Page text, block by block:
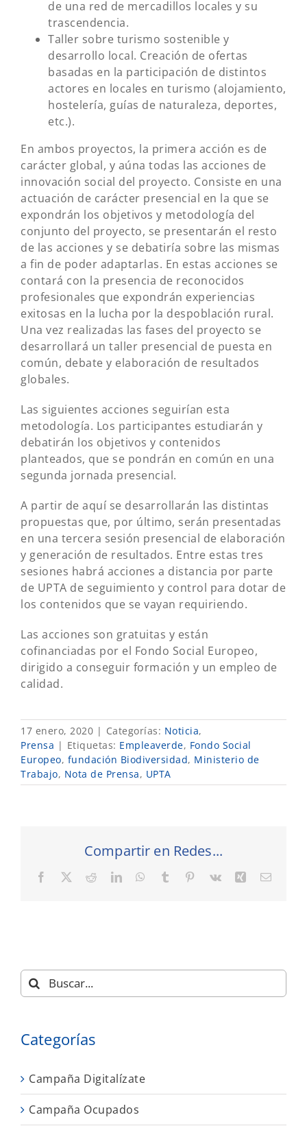
de una red de mercadillos locales y su
trascendencia.
Taller sobre turismo sostenible y
desarrollo local. Creación de ofertas
basadas en la participación de distintos
actores en locales en turismo (alojamiento,
hostelería, guías de naturaleza, deportes,
etc.).
En ambos proyectos, la primera acción es de
carácter global, y aúna todas las acciones de
innovación social del proyecto. Consiste en una
actuación de carácter presencial en la que se
expondrán los objetivos y metodología del
conjunto del proyecto, se presentarán el resto
de las acciones y se debatiría sobre las mismas
a fin de poder adaptarlas. En estas acciones se
contará con la presencia de reconocidos
profesionales que expondrán experiencias
exitosas en la lucha por la despoblación rural.
Una vez realizadas las fases del proyecto se
desarrollará un taller presencial de puesta en
común, debate y elaboración de resultados
globales.
Las siguientes acciones seguirían esta
metodología. Los participantes estudiarán y
debatirán los objetivos y contenidos
planteados, que se pondrán en común en una
segunda jornada presencial.
A partir de aquí se desarrollarán las distintas
propuestas que, por último, serán presentadas
en una tercera sesión presencial de elaboración
y generación de resultados. Entre estas tres
sesiones habrá acciones a distancia por parte
de UPTA de seguimiento y control para dotar de
los contenidos que se vayan requiriendo.
Las acciones son gratuitas y están
cofinanciadas por el Fondo Social Europeo,
dirigido a conseguir formación y un empleo de
calidad.
17 enero, 2020 | Categorías: Noticia,
Prensa | Etiquetas: Empleaverde, Fondo Social
Europeo, fundación Biodiversidad, Ministerio de
Trabajo, Nota de Prensa, UPTA
Compartir en Redes...
Facebook RedditLinkedInWhatsApp
Tumblr Pinterest
Vk XingCorreo
Buscar:
Categorías
Campaña Digitalízate
Campaña Ocupados